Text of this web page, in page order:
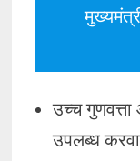
उच्च
उपलब्ध